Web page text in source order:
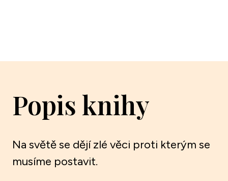
Popis knihy
Na světě se dějí zlé věci proti kterým se
musíme postavit.